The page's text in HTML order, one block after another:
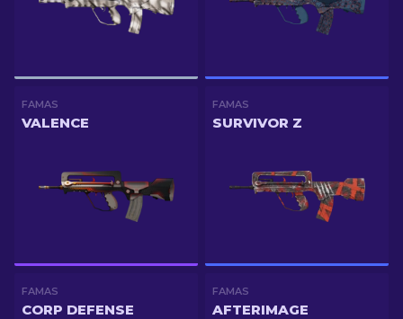
FAMAS
VALENCE
FAMAS
SURVIVOR Z
FAMAS
CORP DEFENSE
FAMAS
AFTERIMAGE